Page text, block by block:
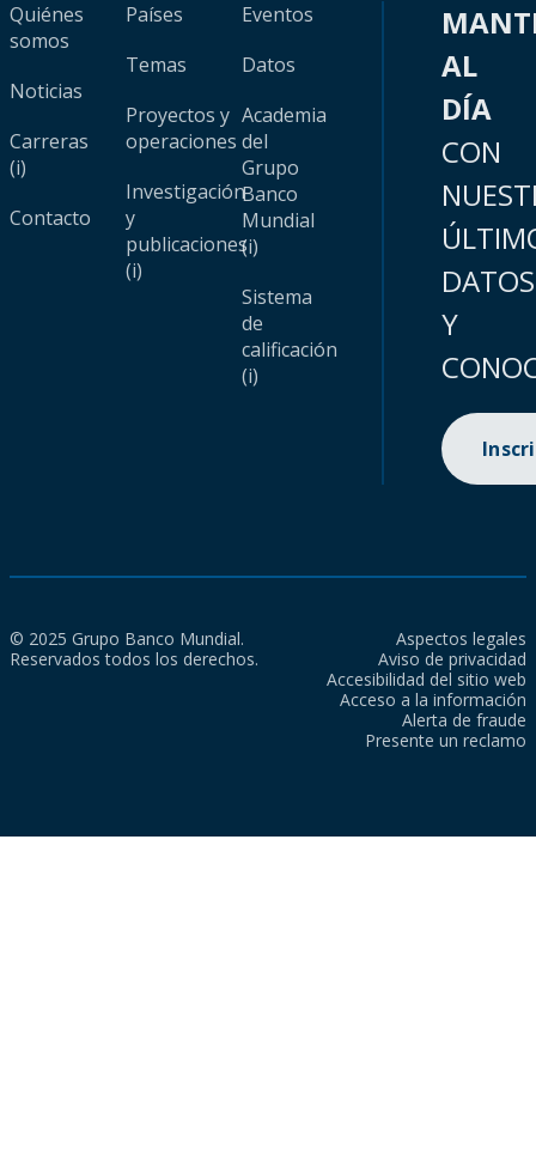
Quiénes
somos
Noticias
Carreras
(i)
Contacto
Países
Temas
Proyectos y
operaciones
Investigación
y
publicaciones
(i)
Eventos
Datos
Academia
del
Grupo
Banco
Mundial
(i)
Sistema
de
calificación
(i)
AL
DÍA
CON
DATOS
Y
© 2025 Grupo Banco Mundial.
Reservados todos los derechos.
Aspectos legales
Aviso de privacidad
Accesibilidad del sitio web
Acceso a la información
Alerta de fraude
Presente un reclamo